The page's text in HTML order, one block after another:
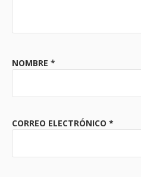
NOMBRE *
CORREO ELECTRÓNICO *